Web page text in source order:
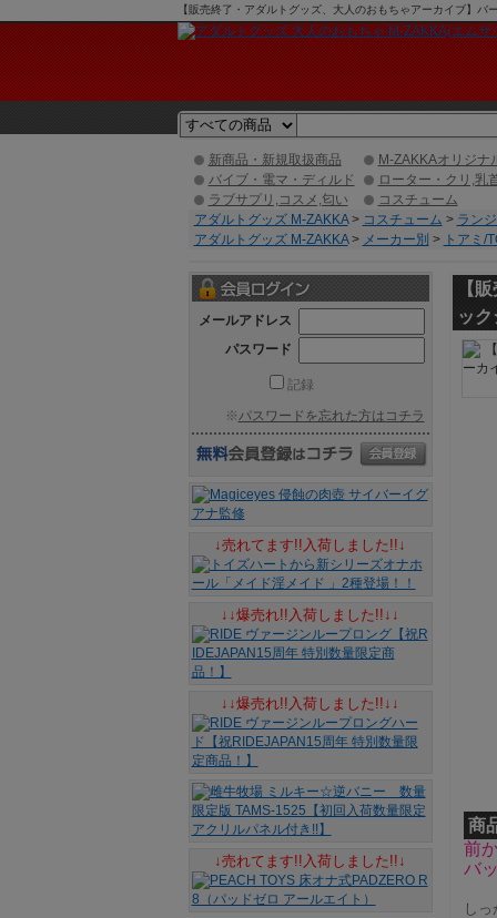
【販売終了・アダルトグッズ、大人のおもちゃアーカイブ】
ゾクショッピング】
新商品・新規取扱商品
M-ZAKKAオリジナ
バイブ・電マ・ディルド
ローター・クリ,乳
ラブサプリ,コスメ,匂い
コスチューム
アダルトグッズ M-ZAKKA> コスチューム > ラン
アダルトグッズ M-ZAKKA> メーカー別 > トアミ/
【
ッ
商
前
バ
し
メールアドレス
パスワード
記録
※パスワードを忘れた方はコチラ
↓売れてます!!入荷しました!!↓
↓↓爆売れ!!入荷しました!!↓↓
↓↓爆売れ!!入荷しました!!↓↓
↓売れてます!!入荷しました!!↓